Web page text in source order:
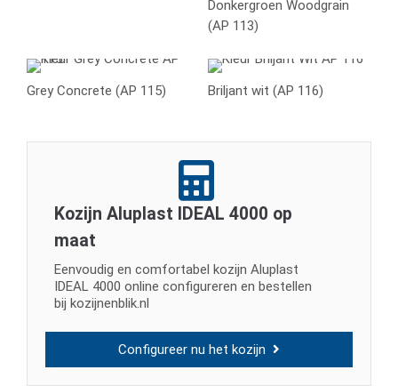
Donkergroen Woodgrain
(AP 113)
Grey Concrete (AP 115) Briljant wit (AP 116)
Kozijn Aluplast IDEAL 4000 op
maat
Eenvoudig en comfortabel kozijn Aluplast
IDEAL 4000 online configureren en bestellen
bij kozijnenblik.nl
Configureer nu het kozijn